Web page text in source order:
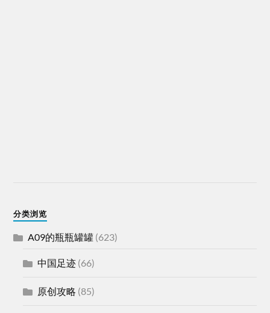
分类浏览
A09的瓶瓶罐罐 (623)
中国足迹 (66)
原创攻略 (85)